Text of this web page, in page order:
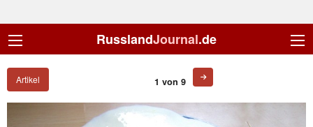
RusslandJournal.de
Artikel 1 von 9